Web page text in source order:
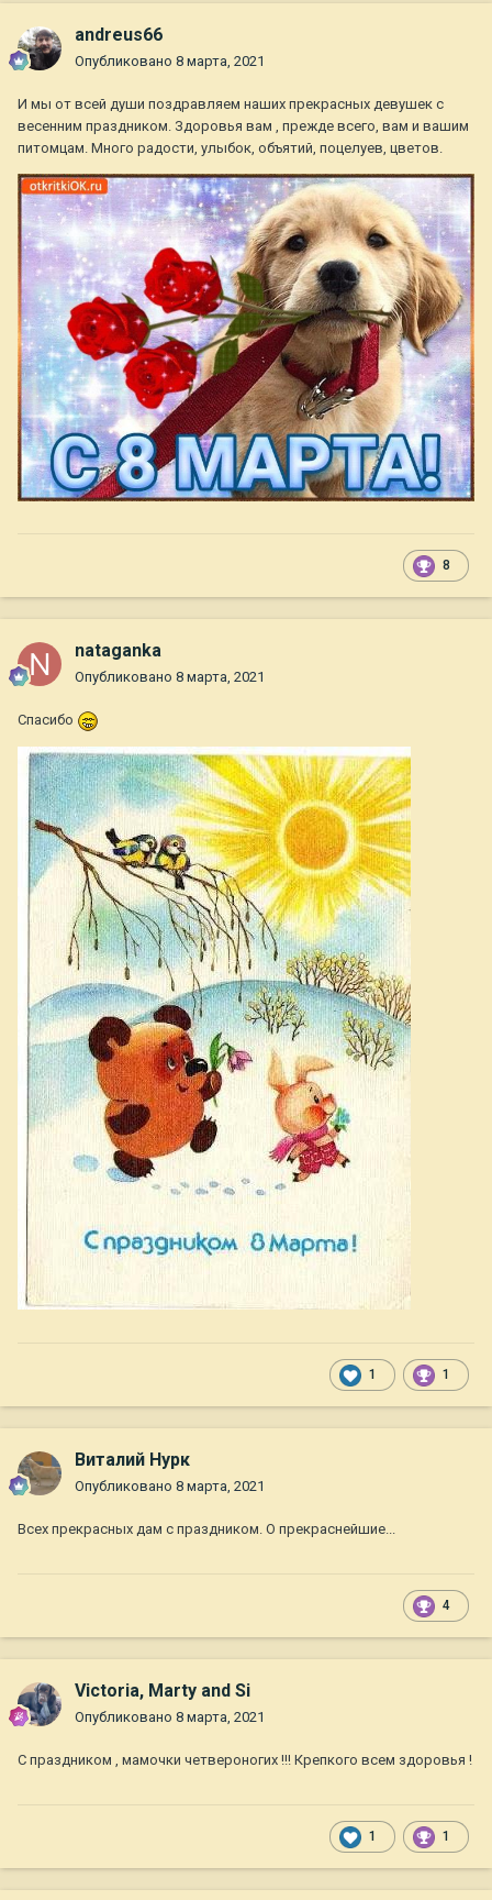
andreus66
Опубликовано 8 марта, 2021
И мы от всей души поздравляем наших прекрасных девушек с
весенним праздником. Здоровья вам , прежде всего, вам и вашим
питомцам. Много радости, улыбок, объятий, поцелуев, цветов.
8
nataganka
Опубликовано 8 марта, 2021
Спасибо
1 1
Виталий Нурк
Опубликовано 8 марта, 2021
Всех прекрасных дам с праздником. О прекраснейшие...
4
Victoria, Marty and Si
Опубликовано 8 марта, 2021
С праздником , мамочки четвероногих !!! Крепкого всем здоровья !
1 1